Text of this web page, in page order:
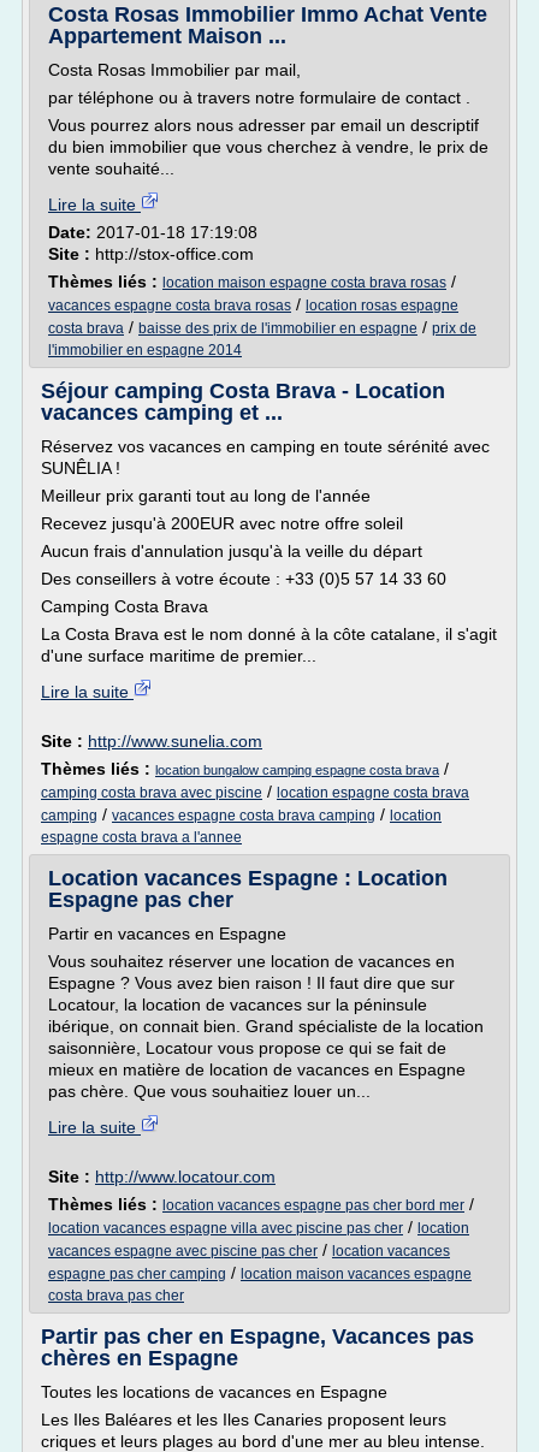
Costa Rosas Immobilier Immo Achat Vente
Appartement Maison ...
Costa Rosas Immobilier par mail,
par téléphone ou à travers notre formulaire de contact .
Vous pourrez alors nous adresser par email un descriptif
du bien immobilier que vous cherchez à vendre, le prix de
vente souhaité...
Lire la suite
Date: 2017-01-18 17:19:08
Site : http://stox-office.com
Thèmes liés : location maison espagne costa brava rosas /
vacances espagne costa brava rosas / location rosas espagne
costa brava / baisse des prix de l'immobilier en espagne / prix de
l'immobilier en espagne 2014
Séjour camping Costa Brava - Location
vacances camping et ...
Réservez vos vacances en camping en toute sérénité avec
SUNÊLIA !
Meilleur prix garanti tout au long de l'année
Recevez jusqu'à 200EUR avec notre offre soleil
Aucun frais d'annulation jusqu'à la veille du départ
Des conseillers à votre écoute : +33 (0)5 57 14 33 60
Camping Costa Brava
La Costa Brava est le nom donné à la côte catalane, il s'agit
d'une surface maritime de premier...
Lire la suite
Site : http://www.sunelia.com
Thèmes liés : location bungalow camping espagne costa brava /
camping costa brava avec piscine / location espagne costa brava
camping / vacances espagne costa brava camping / location
espagne costa brava a l'annee
Location vacances Espagne : Location
Espagne pas cher
Partir en vacances en Espagne
Vous souhaitez réserver une location de vacances en
Espagne ? Vous avez bien raison ! Il faut dire que sur
Locatour, la location de vacances sur la péninsule
ibérique, on connait bien. Grand spécialiste de la location
saisonnière, Locatour vous propose ce qui se fait de
mieux en matière de location de vacances en Espagne
pas chère. Que vous souhaitiez louer un...
Lire la suite
Site : http://www.locatour.com
Thèmes liés : location vacances espagne pas cher bord mer /
location vacances espagne villa avec piscine pas cher / location
vacances espagne avec piscine pas cher / location vacances
espagne pas cher camping / location maison vacances espagne
costa brava pas cher
Partir pas cher en Espagne, Vacances pas
chères en Espagne
Toutes les locations de vacances en Espagne
Les Iles Baléares et les Iles Canaries proposent leurs
criques et leurs plages au bord d'une mer au bleu intense.